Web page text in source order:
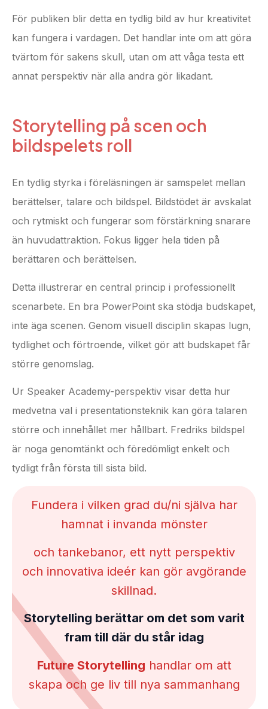
För publiken blir detta en tydlig bild av hur kreativitet
kan fungera i vardagen. Det handlar inte om att göra
tvärtom för sakens skull, utan om att våga testa ett
annat perspektiv när alla andra gör likadant.
Storytelling på scen och
bildspelets roll
En tydlig styrka i föreläsningen är samspelet mellan
berättelser, talare och bildspel. Bildstödet är avskalat
och rytmiskt och fungerar som förstärkning snarare
än huvudattraktion. Fokus ligger hela tiden på
berättaren och berättelsen.
Detta illustrerar en central princip i professionellt
scenarbete. En bra PowerPoint ska stödja budskapet,
inte äga scenen. Genom visuell disciplin skapas lugn,
tydlighet och förtroende, vilket gör att budskapet får
större genomslag.
Ur Speaker Academy-perspektiv visar detta hur
medvetna val i presentationsteknik kan göra talaren
större och innehållet mer hållbart. Fredriks bildspel
är noga genomtänkt och föredömligt enkelt och
tydligt från första till sista bild.
Fundera i vilken grad du/ni själva har
hamnat i invanda mönster
och tankebanor, ett nytt perspektiv
och innovativa ideér kan gör avgörande
skillnad.
Storytelling berättar om det som varit
fram till där du står idag
Future Storytelling handlar om att
skapa och ge liv till nya sammanhang